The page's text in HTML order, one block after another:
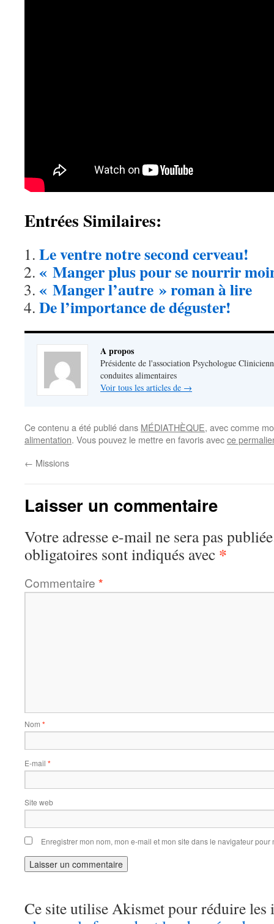
Entrées Similaires:
Le ventre notre second cerveau!
« Manger plus pour se nourrir
« Manger l’autre » roman à lire
De l’importance de déguster!
A propos
Présidente de l'association Psychologue
conduites alimentaires
Voir tous les articles de →
Ce contenu a été publié dans MÉDIATHÈQUE, avec comme
alimentation. Vous pouvez le mettre en favoris avecce
← Missions
Laisser un commentaire
Votre adresse e-mail ne sera pas
obligatoires sont indiqués avec *
Commentaire *
Nom *
E-mail *
Site web
Enregistrer mon nom, mon e-mail et mon site dans le navigateur
Ce site utilise Akismet pour réduire les